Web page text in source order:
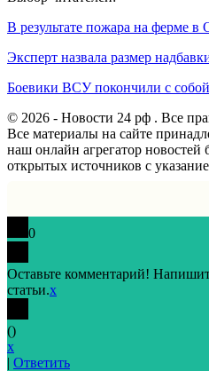
В результате пожара на ферме
Эксперт назвала размер
Боевики ВСУ покончили с
© 2026 - Новости 24 рф . Все
Все материалы на сайте
наш онлайн агрегатор
открытых источников с
0
Оставьте комментарий!
статьи.x
()
x
| Ответить